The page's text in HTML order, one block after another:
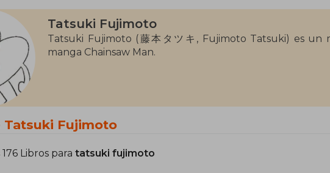
Tatsuki Fujimoto
Tatsuki Fujimoto (藤本タツキ, Fujimoto Tatsuki) es un
manga Chainsaw Man.
Tatsuki Fujimoto
Libros para tatsuki fujimoto